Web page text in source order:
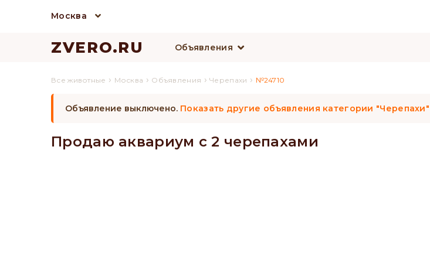
Москва
ZVERO.RU Объявления
Все животные › Москва › Объявления ›Черепахи › №24710
Объявление выключено. Показать другие объявления категории "Черепахи"
Продаю аквариум с 2 черепахами